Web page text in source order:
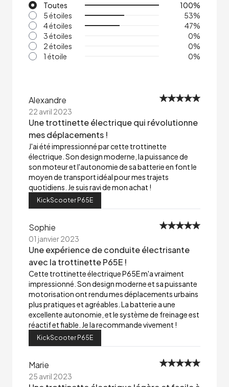
Toutes
100%
5 étoiles
53%
4 étoiles
47%
3 étoiles
0%
2 étoiles
0%
1 étoile
0%
Alexandre
22 avril 2023
Une trottinette électrique qui révolutionne
mes déplacements !
J'ai été impressionné par cette trottinette
électrique. Son design moderne, la puissance de
son moteur et l'autonomie de sa batterie en font le
moyen de transport idéal pour mes trajets
quotidiens. Je suis ravi de mon achat !
KickScooter P65E
Sophie
01 janvier 2023
Une expérience de conduite électrisante
avec la trottinette P65E !
Cette trottinette électrique P65E m'a vraiment
impressionné. Son design moderne et sa puissante
motorisation ont rendu mes déplacements urbains
plus pratiques et agréables. La batterie a une
excellente autonomie, et le système de freinage est
réactif et fiable. Je la recommande vivement !
KickScooter P65E
Marie
25 avril 2023